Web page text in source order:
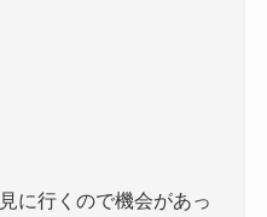
に行くので機会があっ